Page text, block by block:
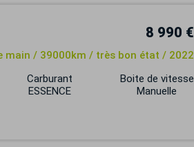
8 990 €
main / 39000km / très bon état / 2022
Carburant
ESSENCE
Boite de vitesse
Manuelle